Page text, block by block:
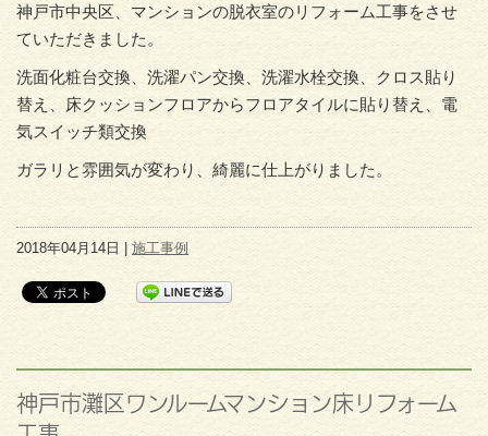
神戸市中央区、マンションの脱衣室のリフォーム工事をさせ
ていただきました。
洗面化粧台交換、洗濯パン交換、洗濯水栓交換、クロス貼り
替え、床クッションフロアからフロアタイルに貼り替え、電
気スイッチ類交換
ガラリと雰囲気が変わり、綺麗に仕上がりました。
2018年04月14日 | 施工事例
神戸市灘区ワンルームマンション床リフォーム